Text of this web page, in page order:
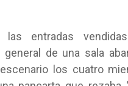
las entradas
general de una sala
los cuatro